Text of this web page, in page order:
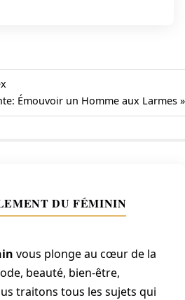
Émouvoir un Homme aux Larmes
DU FÉMININ
vous plonge au cœur de la
beauté, bien-être,
traitons tous les sujets qui